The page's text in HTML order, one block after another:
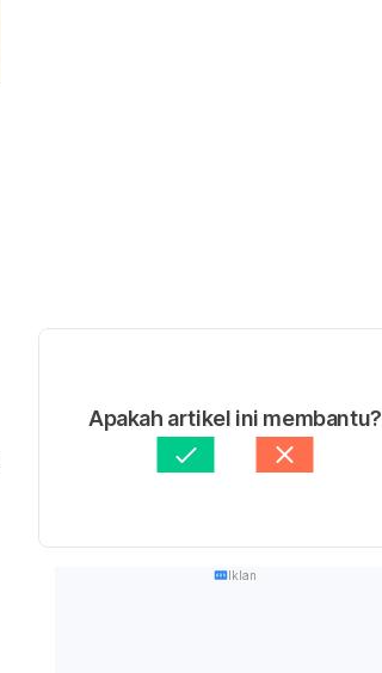
Apakah artikel ini membantu?
Iklan